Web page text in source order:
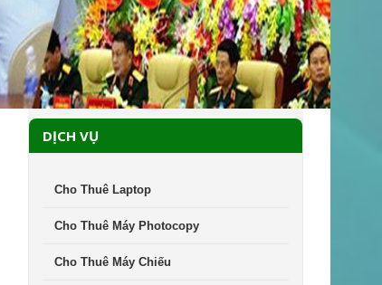
DỊCH VỤ
Cho Thuê Laptop
Cho Thuê Máy Photocopy
Cho Thuê Máy Chiếu